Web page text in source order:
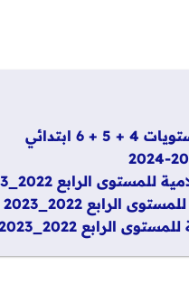
ابتدائي
الرابع 2022_2023
2022_2023
الرابع 2022_2023